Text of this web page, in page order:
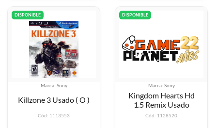
DISPONIBLE
Marca: Sony
Killzone 3 Usado ( O )
Cód: 1113553
DISPONIBLE
Marca: Sony
Kingdom Hearts Hd
1.5 Remix Usado
Cód: 1128520